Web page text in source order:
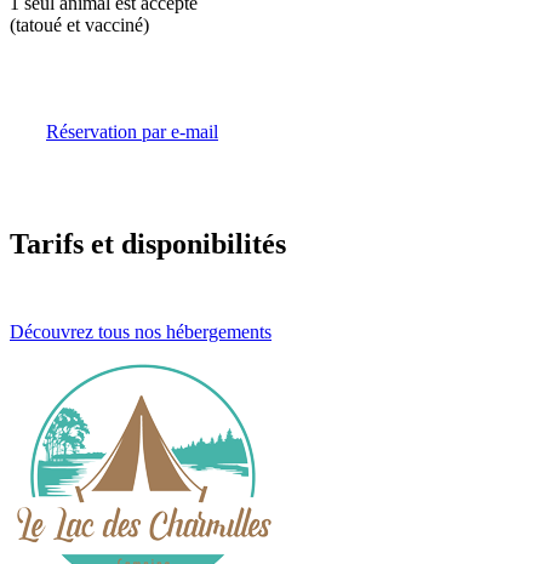
(tatoué et vacciné)
Réservation par e-mail
Tarifs et disponibilités
Découvrez tous nos hébergements